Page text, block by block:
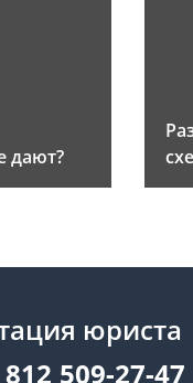
дают?
юриста
509-27-47